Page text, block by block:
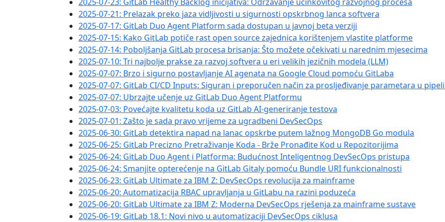
2025-07-21: Prelazak preko jaza vidljivosti u sigurnosti opskrbnog lanca softvera
2025-07-17: GitLab Duo Agent Platform sada dostupan u javnoj beta verziji
2025-07-15: Kako GitLab potiče rast open source zajednica korištenjem vlastite platforme
2025-07-14: Poboljšanja GitLab procesa brisanja: Što možete očekivati u narednim mjesecima
2025-07-10: Tri najbolje prakse za razvoj softvera u eri velikih jezičnih modela (LLM)
2025-07-07: Brzo i sigurno postavljanje AI agenata na Google Cloud pomoću GitLaba
2025-07-07: GitLab CI/CD Inputs: Siguran i preporučen način za prosljeđivanje parametara u
2025-07-07: Ubrzajte učenje uz GitLab Duo Agent Platformu
2025-07-03: Povećajte kvalitetu koda uz GitLab AI-generiranje testova
2025-07-01: Zašto je sada pravo vrijeme za ugradbeni DevSecOps
2025-06-30: GitLab detektira napad na lanac opskrbe putem lažnog MongoDB Go modula
2025-06-25: GitLab Precizno Pretraživanje Koda - Brže Pronađite Kod u Repozitorijima
2025-06-24: GitLab Duo Agent i Platforma: Budućnost Inteligentnog DevSecOps pristupa
2025-06-24: Smanjite opterećenje na GitLab Gitaly pomoću Bundle URI funkcionalnosti
2025-06-23: GitLab Ultimate za IBM Z: DevSecOps revolucija za mainframe
2025-06-20: Automatizacija RBAC upravljanja u GitLabu na razini poduzeća
2025-06-20: GitLab Ultimate za IBM Z: Moderna DevSecOps rješenja za mainframe sustave
2025-06-19: GitLab 18.1: Novi nivo u automatizaciji DevSecOps ciklusa